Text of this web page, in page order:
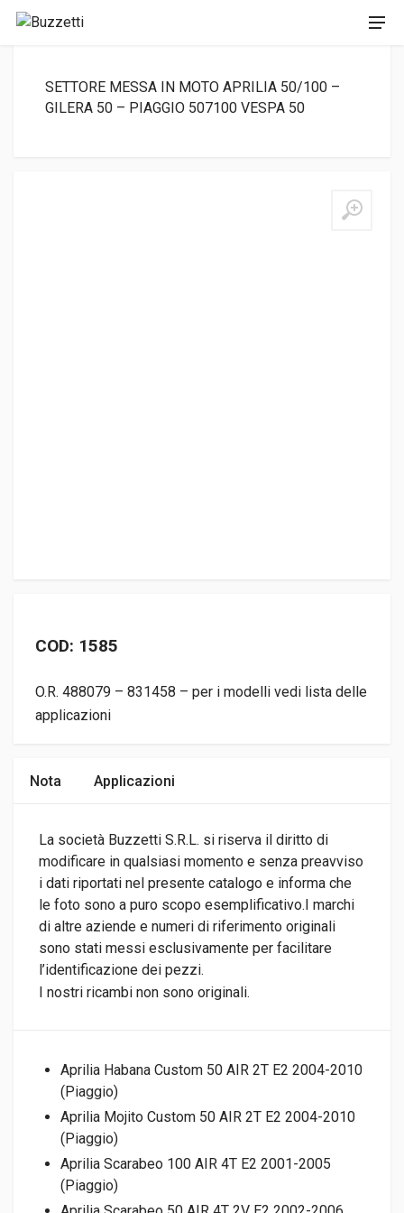
SETTORE MESSA IN MOTO APRILIA 50/100 –
GILERA 50 – PIAGGIO 507100 VESPA 50
COD: 1585
O.R. 488079 – 831458 – per i modelli vedi lista delle
applicazioni
Nota Applicazioni
La società Buzzetti S.R.L. si riserva il diritto di
modificare in qualsiasi momento e senza preavviso
i dati riportati nel presente catalogo e informa che
le foto sono a puro scopo esemplificativo.I marchi
di altre aziende e numeri di riferimento originali
sono stati messi esclusivamente per facilitare
l’identificazione dei pezzi.
I nostri ricambi non sono originali.
Aprilia Habana Custom 50 AIR 2T E2 2004-2010
(Piaggio)
Aprilia Mojito Custom 50 AIR 2T E2 2004-2010
(Piaggio)
Aprilia Scarabeo 100 AIR 4T E2 2001-2005
(Piaggio)